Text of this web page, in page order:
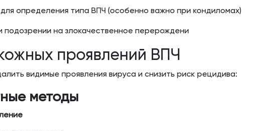
определения типа ВПЧ (особенно важно при кондиломах)
подозрении на злокачественное перерождени
проявлений ВПЧ
видимые проявления вируса и снизить риск рецидива:
методы